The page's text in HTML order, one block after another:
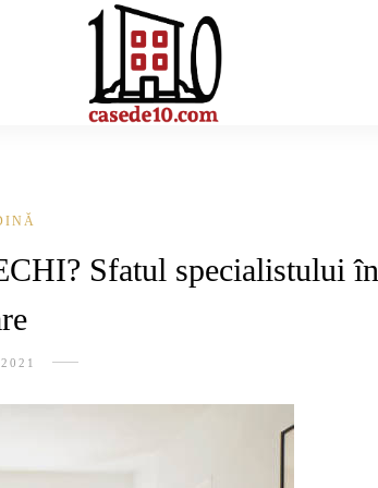
Sfatul specialistului în